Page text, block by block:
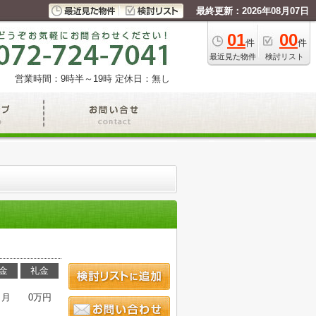
最終更新：2026年08月07日
01件
最近見た物件
00件
検討リスト
営業時間：9時半～19時 定休日：無し
礼金
0万円